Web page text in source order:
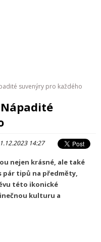
suvenýry pro každého
14:27
nejen krásné, ale také
pár tipů na předměty,
této ikonické
kulturu a